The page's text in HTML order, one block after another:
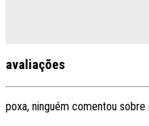
avaliações
poxa, ninguém comentou sobre